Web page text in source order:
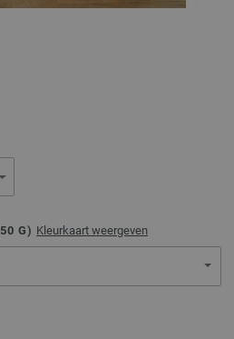
50 G) Kleurkaart weergeven